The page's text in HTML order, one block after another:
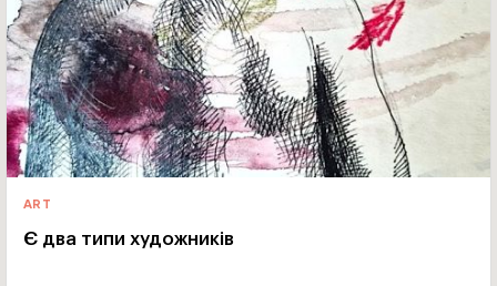
ART
Є два типи художників